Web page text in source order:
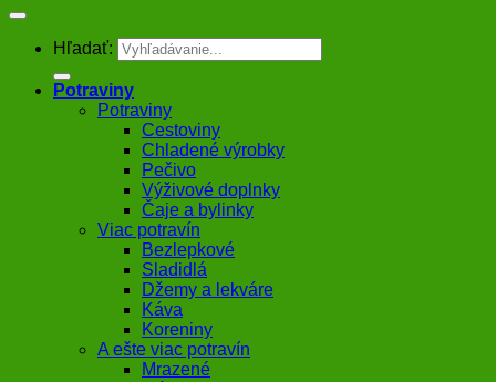
Hľadať:
Potraviny
Potraviny
Cestoviny
Chladené výrobky
Pečivo
Výživové doplnky
Čaje a bylinky
Viac potravín
Bezlepkové
Sladidlá
Džemy a lekváre
Káva
Koreniny
A ešte viac potravín
Mrazené